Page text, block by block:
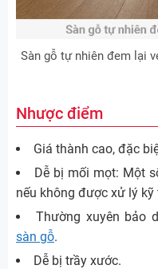
Sàn gỗ tự nhiên đem lại
Nhược điểm
Giá thành cao, đặc
Dễ bị mối mọt: Một
nếu không được xử lý
Thường xuyên bảo
sàn gỗ.
Dễ bị trầy xước.